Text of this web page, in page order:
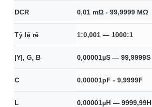
DCR 0,01 mΩ - 99,9999 MΩ
Tỷ lệ rẽ 1:0,001 — 1000:1
|Y|, G, B 0,00001µS — 99,9999S
C 0,00001pF - 9,9999F
L 0,00001µH — 9999,99H